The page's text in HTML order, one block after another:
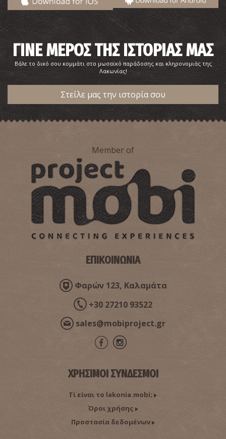
Ακρόπολη Σπάρτης
ΑΡΧΑΙΟΙ ΧΡΟΝΟΙ ~0.6Km
Υστερορωμαϊκό Τείχος στην Ακρόπολη Σπάρτης
Στωικό Οικοδόμημα («Αγορά») στην Ακρόπολη της
ΑΡΧΑΙΟΙ ΧΡΟΝΟΙ ~0.6Km
ΓΙΝΕ ΜΕΡΟΣ ΤΗΣ ΙΣΤΟΡΙΑΣ ΜΑΣ
Βάλε το δικό σου κομμάτι στο μωσαϊκό παράδοσης και κληρονομιάς της
Λακωνίας!
Στείλε μας την ιστορία σου
Member of
ΕΠΙΚΟΙΝΩΝΙΑ
Φαρών 123, Καλαμάτα
+30 27210 93522
sales@mobiproject.gr
ΧΡΗΣΙΜΟΙ ΣΥΝΔΕΣΜΟΙ
Τί είναι το lakonia.mobi;
Όροι χρήσης
Προστασία δεδομένων